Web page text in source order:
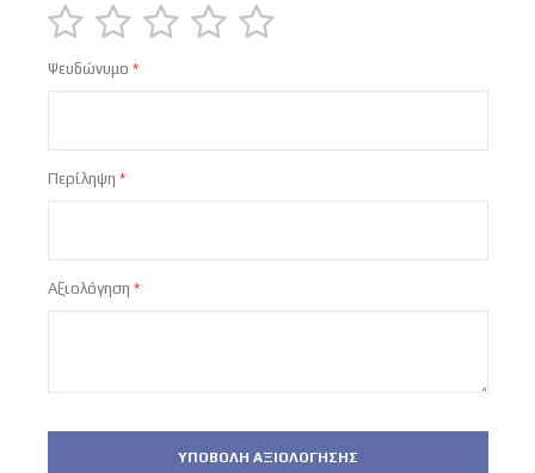
star
stars
stars
stars
stars
Ψευδώνυμο
Περίληψη
Αξιολόγηση
ΥΠΟΒΟΛΉ ΑΞΙΟΛΌΓΗΣΗΣ